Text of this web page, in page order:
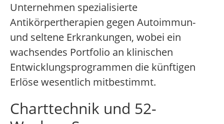
Unternehmen spezialisierte
Antikörpertherapien gegen Autoimmun-
und seltene Erkrankungen, wobei ein
wachsendes Portfolio an klinischen
Entwicklungsprogrammen die künftigen
Erlöse wesentlich mitbestimmt.
Charttechnik und 52-